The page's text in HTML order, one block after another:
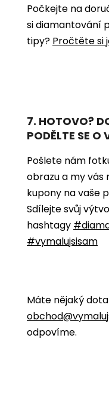
Počkejte na
si diamantování
tipy? Pročtěte si
7. HOTOVO?
PODĚLTE SE O
Pošlete nám
obrazu a my vás
kupony na vaše
Sdílejte svůj
hashtagy
#vymalujsisam
Máte nějaký
odpovíme.